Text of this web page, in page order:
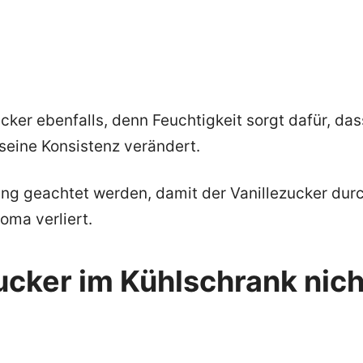
ebenfalls, denn Feuchtigkeit sorgt dafür,
Konsistenz verändert.
geachtet werden, damit der Vanillezucker
verliert.
im Kühlschrank